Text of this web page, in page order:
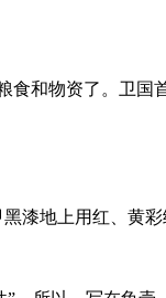
和物资了。卫
地上用红、黄